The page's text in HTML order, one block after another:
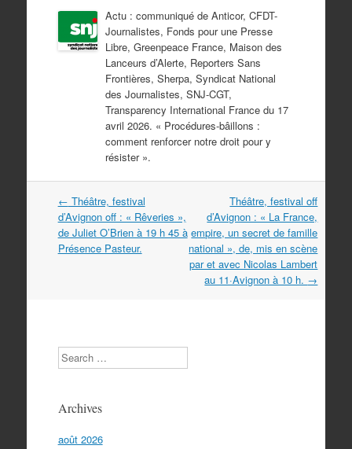
Actu : communiqué de Anticor, CFDT-
Journalistes, Fonds pour une Presse
Libre, Greenpeace France, Maison des
Lanceurs d’Alerte, Reporters Sans
Frontières, Sherpa, Syndicat National
des Journalistes, SNJ-CGT,
Transparency International France du 17
avril 2026. « Procédures-bâillons :
comment renforcer notre droit pour y
résister ».
Navigation
dans
les
articles
← Théâtre, festival
d’Avignon off : « Rêveries »,
de Juliet O’Brien à 19 h 45 à
Présence Pasteur.
Théâtre, festival off
d’Avignon : « La France,
empire, un secret de famille
national », de, mis en scène
par et avec Nicolas Lambert
au 11·Avignon à 10 h. →
Search
Archives
août 2026